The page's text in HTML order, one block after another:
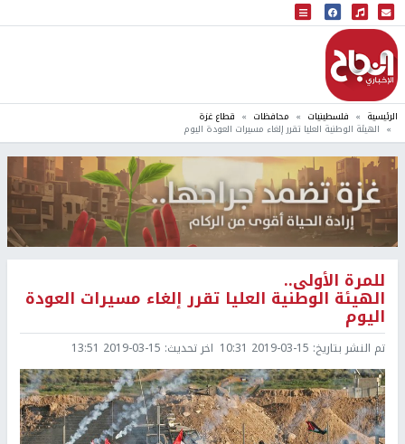
البث المباشر
إذاعة النجاح
الرئيسية فلسطينيات محافظات قطاع غزة
الهيئة الوطنية العليا تقرر إلغاء مسيرات العودة اليوم
للمرة الأولى..
الهيئة الوطنية العليا تقرر إلغاء مسيرات العودة
اليوم
تم النشر بتاريخ: 2019-03-15 10:31 اخر تحديث: 2019-03-15 13:51